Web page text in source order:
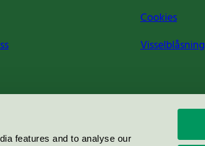
features and to analyse our
Cookies
Visselblåsning